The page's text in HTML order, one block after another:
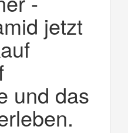
jetzt
und das